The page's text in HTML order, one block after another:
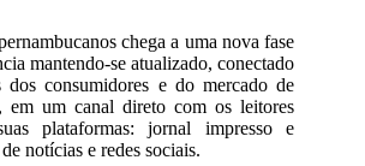
chega a uma nova fase
mantendo-se atualizado, conectado
dos consumidores e do mercado de
em um canal direto com os leitores
plataformas: jornal impresso e
notícias e redes sociais.